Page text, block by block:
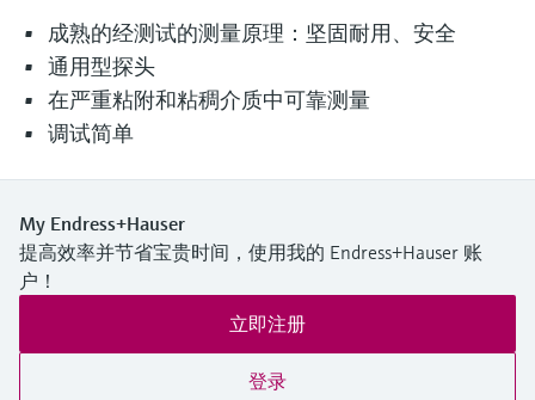
成熟的经测试的测量原理：坚固耐用、安全
通用型探头
在严重粘附和粘稠介质中可靠测量
调试简单
My Endress+Hauser
提高效率并节省宝贵时间，使用我的 Endress+Hauser 账
户！
立即注册
登录